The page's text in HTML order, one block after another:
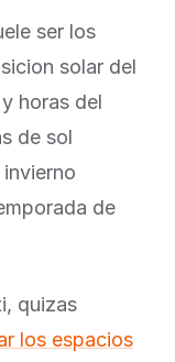
ser los
solar del
horas del
de sol
de
quizas
los espacios